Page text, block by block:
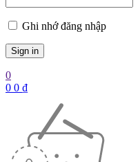
Ghi nhớ đăng nhập
0
0 0 ₫